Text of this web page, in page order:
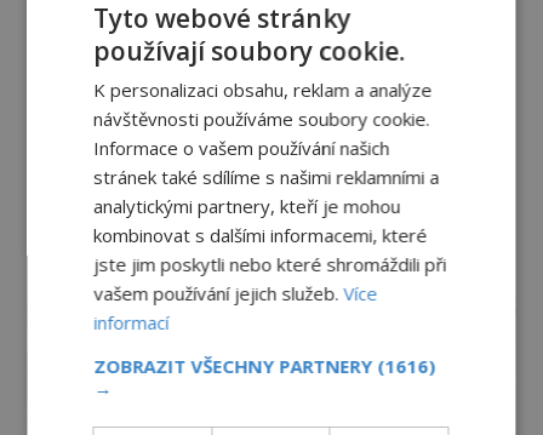
reklama
Tyto webové stránky
používají soubory cookie.
K personalizaci obsahu, reklam a analýze
návštěvnosti používáme soubory cookie.
Informace o vašem používání našich
stránek také sdílíme s našimi reklamními a
analytickými partnery, kteří je mohou
kombinovat s dalšími informacemi, které
jste jim poskytli nebo které shromáždili při
vašem používání jejich služeb.Více
informací
ZOBRAZIT VŠECHNY PARTNERY (1616)
→